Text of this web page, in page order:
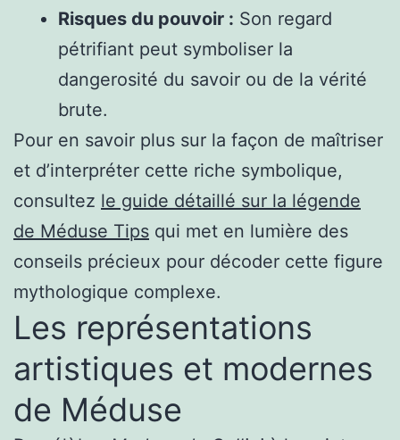
Risques du pouvoir : Son regard
pétrifiant peut symboliser la
dangerosité du savoir ou de la vérité
brute.
Pour en savoir plus sur la façon de maîtriser
et d’interpréter cette riche symbolique,
consultez le guide détaillé sur la légende
de Méduse Tips qui met en lumière des
conseils précieux pour décoder cette figure
mythologique complexe.
Les représentations
artistiques et modernes
de Méduse